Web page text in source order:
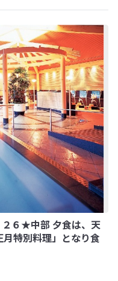
２６★中部 夕食は、天
特別料理」となり食